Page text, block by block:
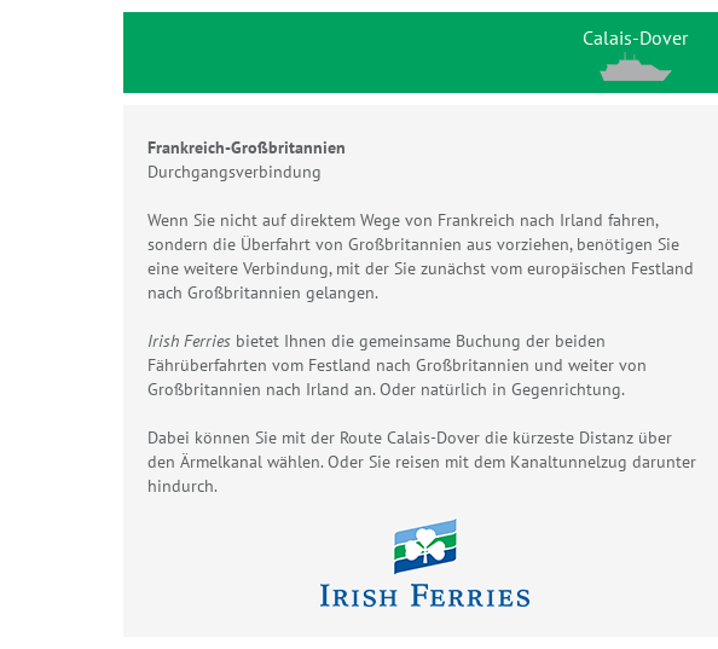
Calais-Dover
Frankreich-Großbritannien
Durchgangsverbindung
Wenn Sie nicht auf direktem Wege von Frankreich nach Irland fahren,
sondern die Überfahrt von Großbritannien aus vorziehen, benötigen Sie
eine weitere Verbindung, mit der Sie zunächst vom europäischen Festland
nach Großbritannien gelangen.
Irish Ferries bietet Ihnen die gemeinsame Buchung der beiden
Fährüberfahrten vom Festland nach Großbritannien und weiter von
Großbritannien nach Irland an. Oder natürlich in Gegenrichtung.
Dabei können Sie mit der Route Calais-Dover die kürzeste Distanz über
den Ärmelkanal wählen. Oder Sie reisen mit dem Kanaltunnelzug darunter
hindurch.